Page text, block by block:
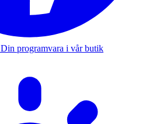
Din programvara i vår butik